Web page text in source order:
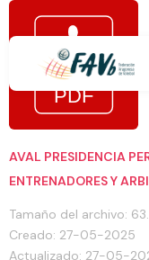
AVAL PRESIDENCIA
ENTRENADORES Y
Tamaño del archivo:
Creado: 27-05-2025
Actualizado: 27-05-